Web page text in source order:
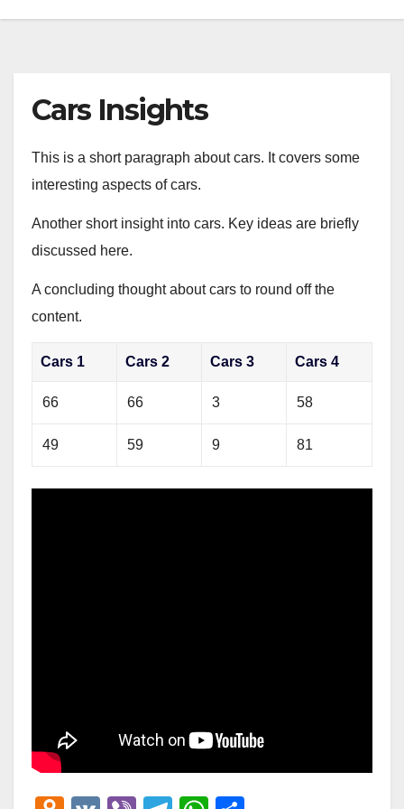
Cars Insights
This is a short paragraph about cars. It covers some
interesting aspects of cars.
Another short insight into cars. Key ideas are briefly
discussed here.
A concluding thought about cars to round off the
content.
Cars 1 Cars 2 Cars 3 Cars 4
66 66 3 58
49 59 9 81